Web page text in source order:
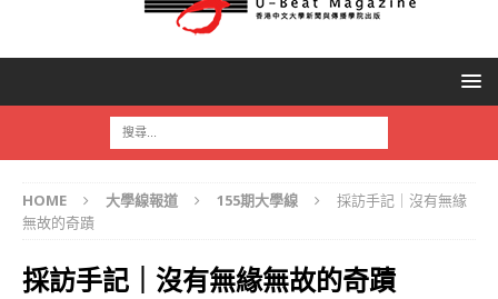
HOME 大學線報道 155期大學線
採訪手記｜沒有無緣
無故的奇蹟
採訪手記｜沒有無緣無故的奇蹟